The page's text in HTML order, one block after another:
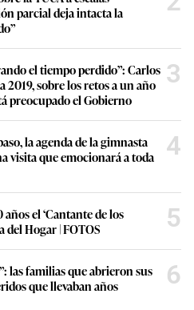
parcial deja intacta la
el tiempo perdido”: Carlos
2019, sobre los retos a un año
preocupado el Gobierno
3
la agenda de la gimnasta
visita que emocionará a toda
4
el ‘Cantante de los
del Hogar | FOTOS
5
las familias que abrieron sus
que llevaban años
6